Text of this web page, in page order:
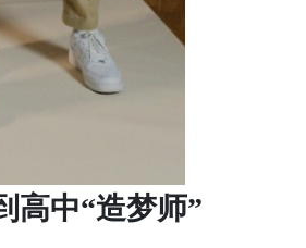
高中“造梦师”